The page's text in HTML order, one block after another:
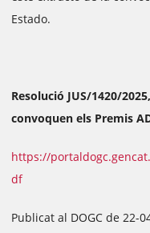
Estado.
Resolució JUS/1420/
convoquen els Premis
https://
df
Publicat al DOGC de 22-